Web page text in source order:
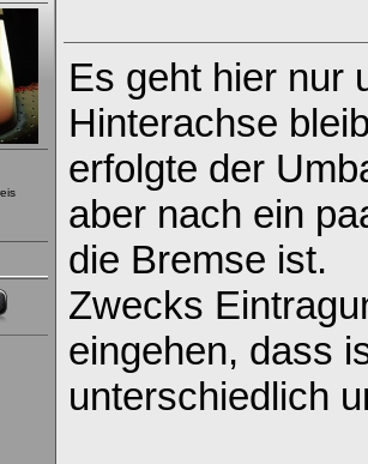
Es geht hier nur
Hinterachse
erfolgte der
aber nach ein
die Bremse ist.
Zwecks
eingehen, dass
unterschiedlich